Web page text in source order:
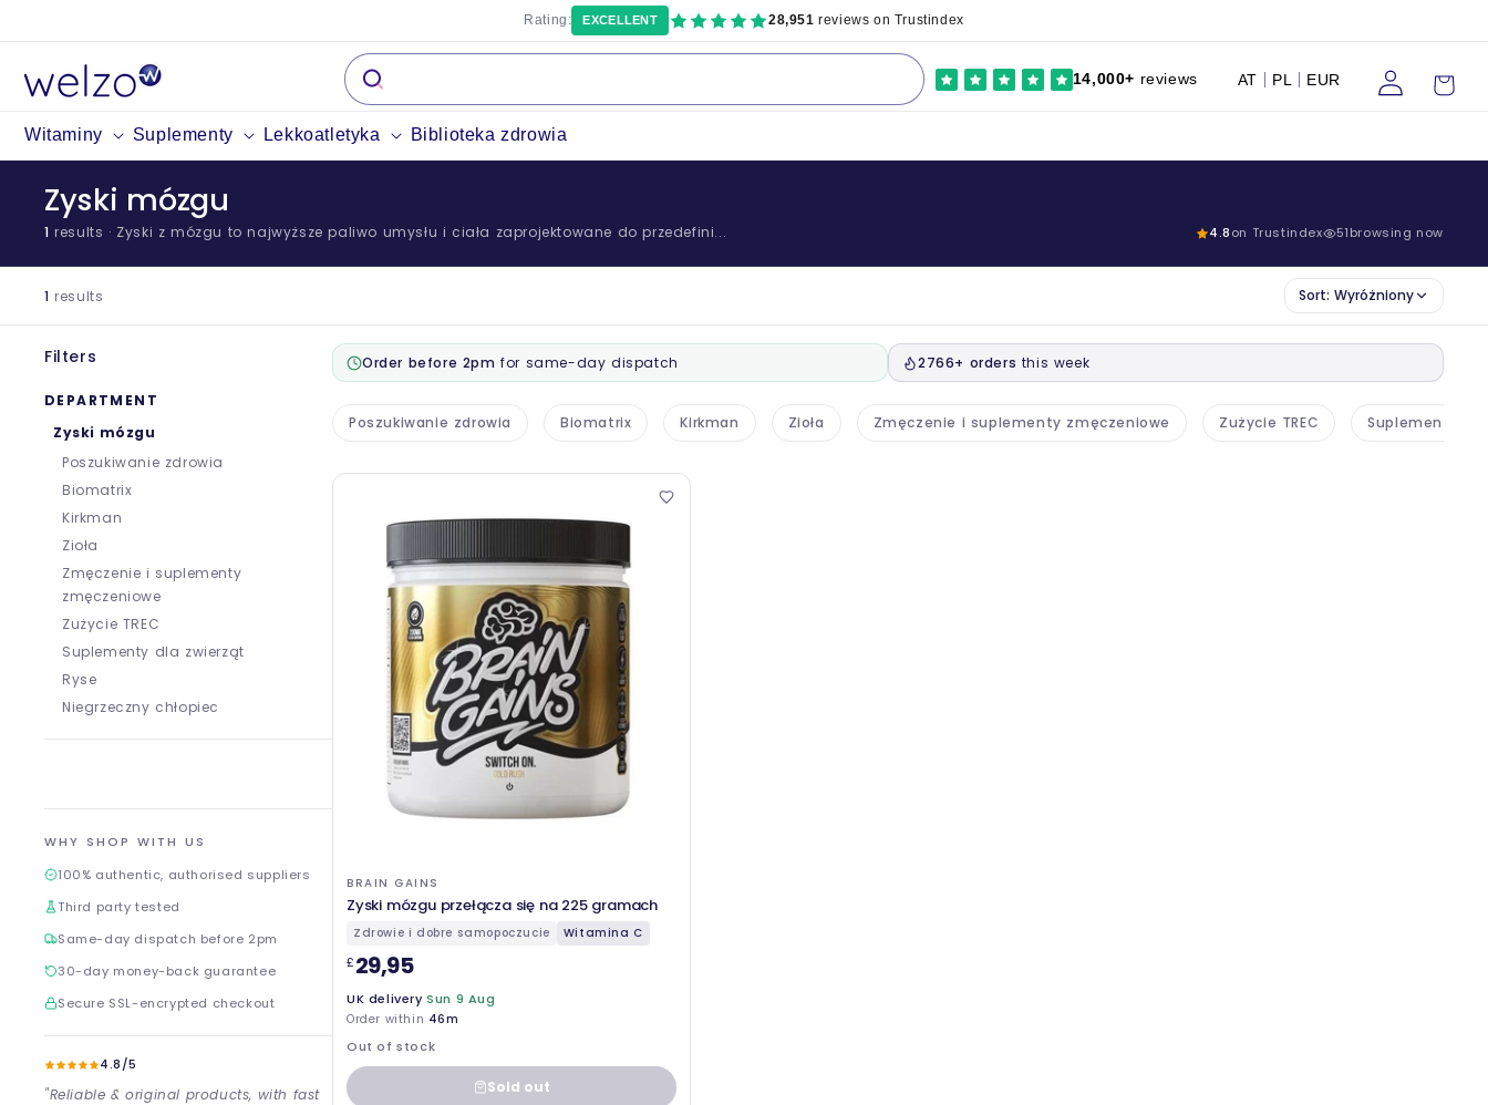
treści
Witaminy Suplementy Lekkoatletyka Biblioteka zdrowia
14,000+ reviews AT PL EUR
się
Wózek
Rating: EXCELLENT 28,951 reviews on Trustindex
Zyski mózgu
1 results · Zyski z mózgu to najwyższe paliwo umysłu i ciała zaprojektowane do przedefini... 4.8on Trustindex 51browsing now
1 results Sort: Wyróżniony
Filters
DEPARTMENT
Zyski mózgu
Poszukiwanie zdrowia
Biomatrix
Kirkman
Zioła
Zmęczenie i suplementy
zmęczeniowe
Zużycie TREC
Suplementy dla zwierząt
Ryse
Niegrzeczny chłopiec
WHY SHOP WITH US
100% authentic, authorised suppliers
Third party tested
Same-day dispatch before 2pm
30-day money-back guarantee
Secure SSL-encrypted checkout
4.8/5
"Reliable & original products, with fast
Order before 2pm for same-day dispatch 2766+ orders this week
Poszukiwanie zdrowia Biomatrix Kirkman Zioła Zmęczenie i suplementy zmęczeniowe Zużycie TREC Suplementy
BRAIN GAINS
Zyski mózgu przełącza się na 225 gramach
Zdrowie i dobre samopoczucie Witamina C
£29,95
UK delivery Sun 9 Aug
Order within 46m
Out of stock
Sold out